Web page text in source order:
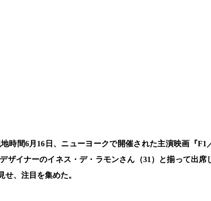
時間6月16日、ニューヨークで開催された主演映画『F1
ザイナーのイネス・デ・ラモンさん（31）と揃って出席
、注目を集めた。